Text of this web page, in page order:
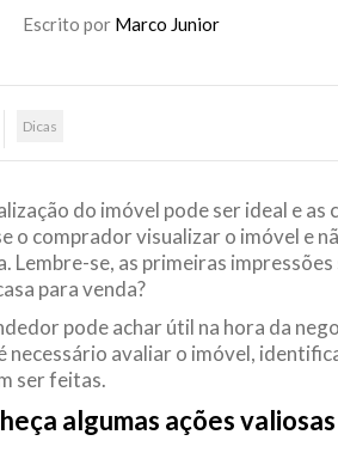
Escrito por Marco Junior
Dicas
do imóvel pode ser ideal e
o comprador visualizar o imóvel e
Lembre-se, as primeiras
para venda?
pode achar útil na hora da
necessário avaliar o imóvel,
ser feitas.
algumas ações